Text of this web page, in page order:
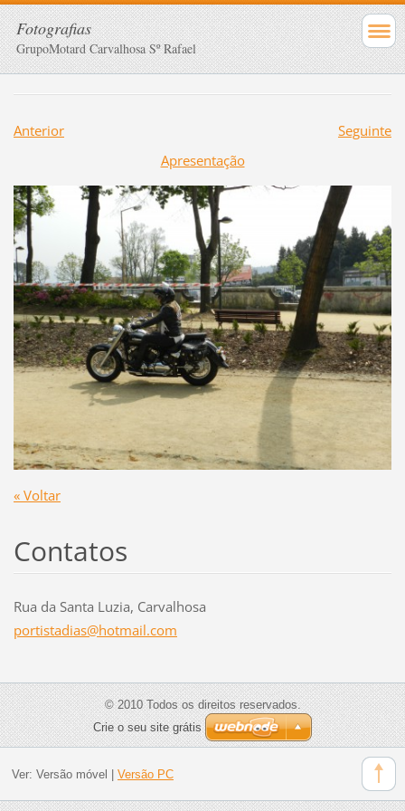
Fotografias
GrupoMotard Carvalhosa Sº Rafael
Anterior
Seguinte
Apresentação
« Voltar
Contatos
Rua da Santa Luzia, Carvalhosa
portistadias@hotmail.com
© 2010 Todos os direitos reservados.
Crie o seu site grátis
Ver: Versão móvel Versão PC